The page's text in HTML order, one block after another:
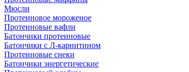
Мюсли
Протеиновое мороженое
Протеиновые вафли
Батончики протеиновые
Батончики с Л-карнитином
Протеиновые снеки
Батончики энергетические